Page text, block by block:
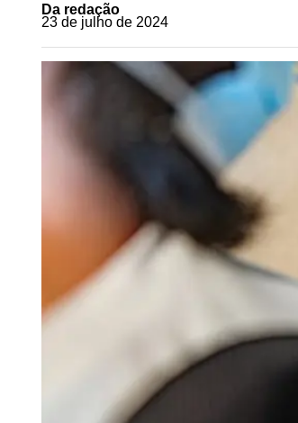
Da redação
23 de julho de 2024